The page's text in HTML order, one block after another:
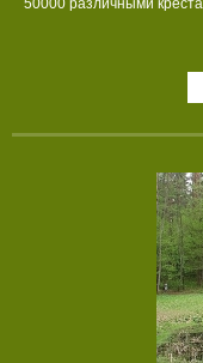
50000 различными